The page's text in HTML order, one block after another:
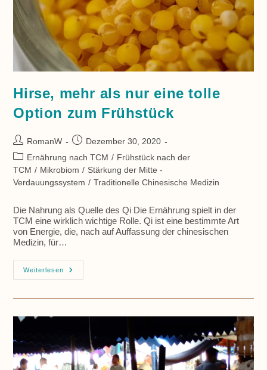
Hirse, mehr als nur eine tolle
Option zum Frühstück
Beitrags-
Autor:
RomanW
Beitrag
veröffentlicht:
Dezember 30, 2020
Beitrags-
Kategorie:
Ernährung nach TCM / Frühstück nach der
TCM / Mikrobiom / Stärkung der Mitte -
Verdauungssystem / Traditionelle Chinesische Medizin
Die Nahrung als Quelle des Qi Die Ernährung spielt in der
TCM eine wirklich wichtige Rolle. Qi ist eine bestimmte Art
von Energie, die, nach auf Auffassung der chinesischen
Medizin, für…
Weiterlesen
Hirse,
Mehr
Frühstück